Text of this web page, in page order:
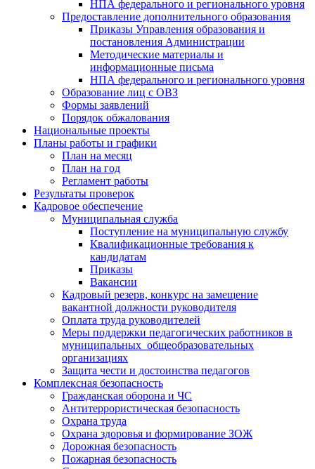
НПА федерального и регионального уровня
Предоставление дополнительного образования
Приказы Управления образования и
постановления Администрации
Методические материалы и
информационные письма
НПА федерального и регионального уровня
Образование лиц с ОВЗ
Формы заявлений
Порядок обжалования
Национальные проекты
Планы работы и графики
План на месяц
План на год
Регламент работы
Результаты проверок
Кадровое обеспечение
Муниципальная служба
Поступление на муниципальную службу
Квалификационные требования к
кандидатам
Приказы
Вакансии
Кадровый резерв, конкурс на замещение
вакантной должности руководителя
Оплата труда руководителей
Меры поддержки педагогических работников в
муниципальных общеобразовательных
организациях
Защита чести и достоинства педагогов
Комплексная безопасность
Гражданская оборона и ЧС
Антитеррористическая безопасность
Охрана труда
Охрана здоровья и формирование ЗОЖ
Дорожная безопасность
Пожарная безопасность